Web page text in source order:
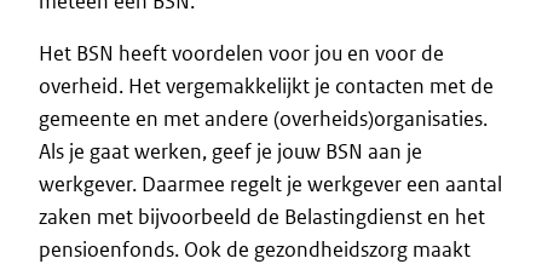
Het BSN heeft voordelen voor jou en voor de
overheid. Het vergemakkelijkt je contacten met de
gemeente en met andere (overheids)organisaties.
Als je gaat werken, geef je jouw BSN aan je
werkgever. Daarmee regelt je werkgever een aantal
zaken met bijvoorbeeld de Belastingdienst en het
pensioenfonds. Ook de gezondheidszorg maakt